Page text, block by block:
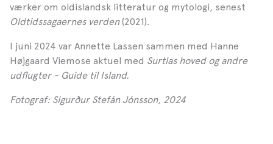
værker om oldislandsk litteratur og mytologi, senest
Oldtidssagaernes verden(2021).
I juni 2024 var Annette Lassen sammen med Hanne
Højgaard Viemose aktuel med Surtlas hoved og andre
udflugter - Guide til Island.
Fotograf: Sigurður Stefán Jónsson, 2024